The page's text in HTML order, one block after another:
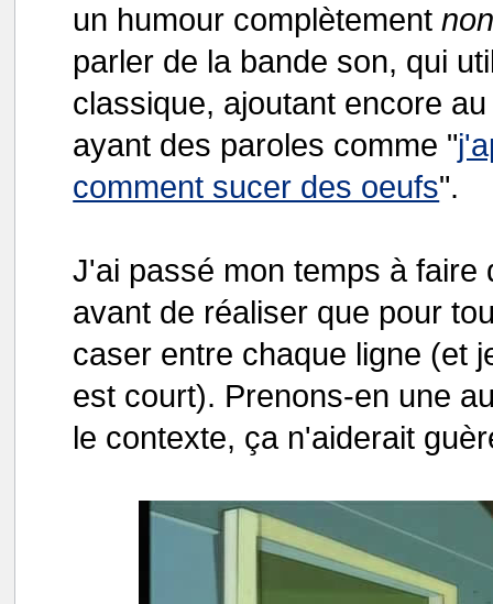
un humour complètement
parler de la bande son, qui
classique, ajoutant encore
ayant des paroles comme "
comment sucer des oeufs".
J'ai passé mon temps à
avant de réaliser que pour
caser entre chaque ligne (et
est court). Prenons-en une
le contexte, ça n'aiderait